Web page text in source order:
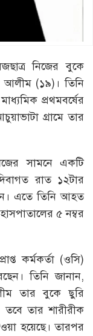
নিজের বুকে
আলীম (১৯)। তিনি
প্রথমবর্ষের
গ্রামে তার
সামনে একটি
রাত ১২টার
এতে তিনি আহত
৫ নম্বর
কর্মকর্তা (ওসি)
তিনি জানান,
তার বুকে ছুরি
তবে তার শারীরীক
হয়েছে। তারপর